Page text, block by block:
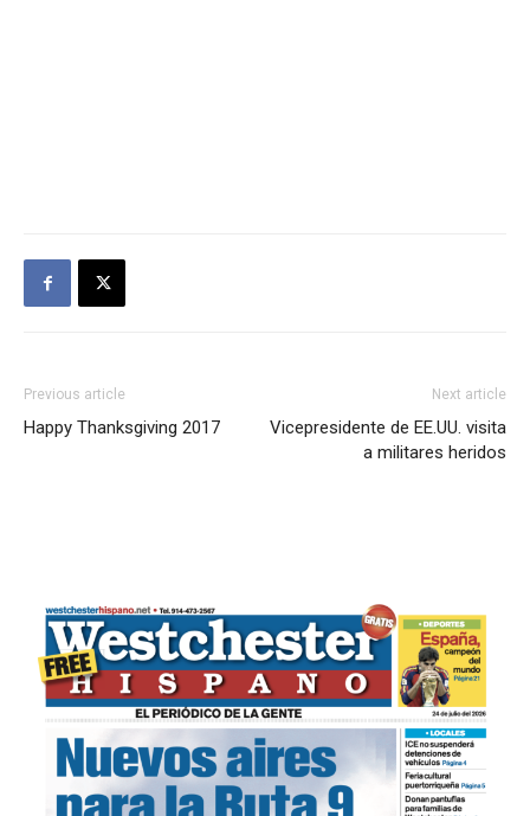
Previous article
Happy Thanksgiving 2017
Next article
Vicepresidente de EE.UU. visita
a militares heridos